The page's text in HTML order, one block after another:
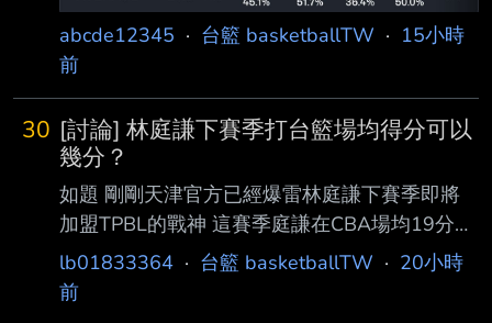
abcde12345 · 台籃 basketballTW · 15小時
前
30 [討論] 林庭謙下賽季打台籃場均得分可以
幾分？
如題 剛剛天津官方已經爆雷林庭謙下賽季即將
加盟TPBL的戰神 這賽季庭謙在CBA場均19分
並拿下年度第二隊 看庭謙在CBA跟國際賽這種
高強度的賽事上 拿20分跟喝水一樣 在CBA場均
lb01833364 · 台籃 basketballTW · 20小時
前